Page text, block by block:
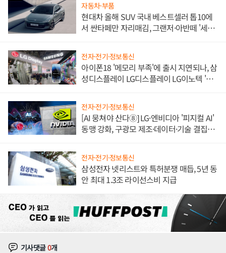
자동차·부품
현대차 올해 SUV 국내 베스트셀러 톱10에
서 싼타페만 자리매김, 그랜저·아반떼 '세단
전자·전기·정보통신
아이폰18 '메모리 부족'에 출시 지연되나, 삼
성디스플레이 LG디스플레이 LG이노텍 '탈
전자·전기·정보통신
[AI 뭉쳐야 산다⑧] LG·엔비디아 '피지컬 AI'
동맹 강화, 구광모 제조·데이터·기술 결집
전자·전기·정보통신
삼성전자 넷리스트와 특허분쟁 매듭, 5년 동
안 최대 1.3조 라이선스비 지급
기사댓글0개